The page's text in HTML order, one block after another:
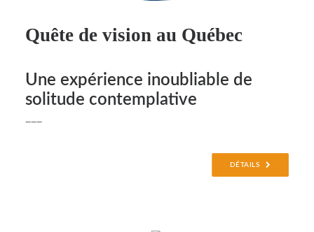
Quête de vision au Québec
Une expérience inoubliable de
solitude contemplative
DÉTAILS